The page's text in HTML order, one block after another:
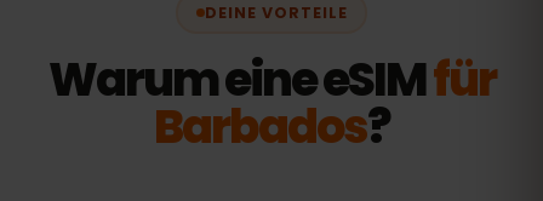
DEINE VORTEILE
Warum eine eSIMfür
Barbados?